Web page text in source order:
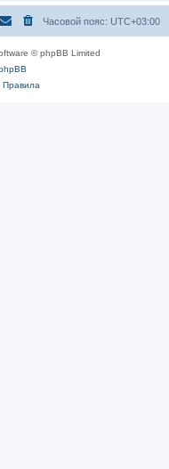
Часовой пояс: UTC+03:00
© phpBB Limited
Правила